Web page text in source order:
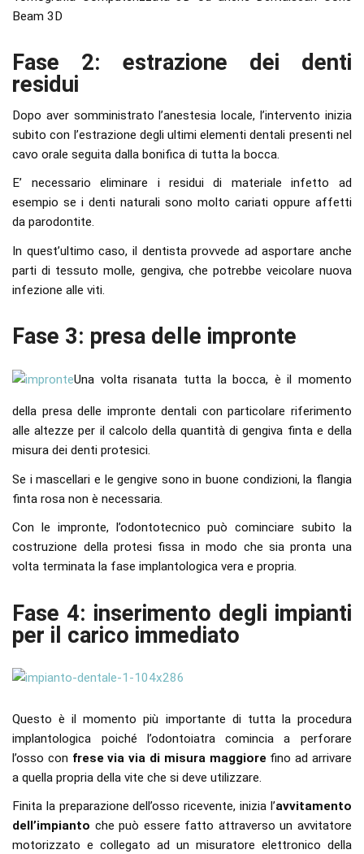
Beam 3D
Fase 2: estrazione dei denti
residui
Dopo aver somministrato l’anestesia locale, l’intervento inizia
subito con l’estrazione degli ultimi elementi dentali presenti nel
cavo orale seguita dalla bonifica di tutta la bocca.
E’ necessario eliminare i residui di materiale infetto ad
esempio se i denti naturali sono molto cariati oppure affetti
da parodontite.
In quest’ultimo caso, il dentista provvede ad asportare anche
parti di tessuto molle, gengiva, che potrebbe veicolare nuova
infezione alle viti.
Fase 3: presa delle impronte
Una volta risanata tutta la bocca, è il momento
della presa delle impronte dentali con particolare riferimento
alle altezze per il calcolo della quantità di gengiva finta e della
misura dei denti protesici.
Se i mascellari e le gengive sono in buone condizioni, la flangia
finta rosa non è necessaria.
Con le impronte, l’odontotecnico può cominciare subito la
costruzione della protesi fissa in modo che sia pronta una
volta terminata la fase implantologica vera e propria.
Fase 4: inserimento degli impianti
per il carico immediato
Questo è il momento più importante di tutta la procedura
implantologica poiché l’odontoiatra comincia a perforare
l’osso con frese via via di misura maggiore fino ad arrivare
a quella propria della vite che si deve utilizzare.
Finita la preparazione dell’osso ricevente, inizia l’avvitamento
dell’impianto che può essere fatto attraverso un avvitatore
motorizzato e collegato ad un misuratore elettronico della